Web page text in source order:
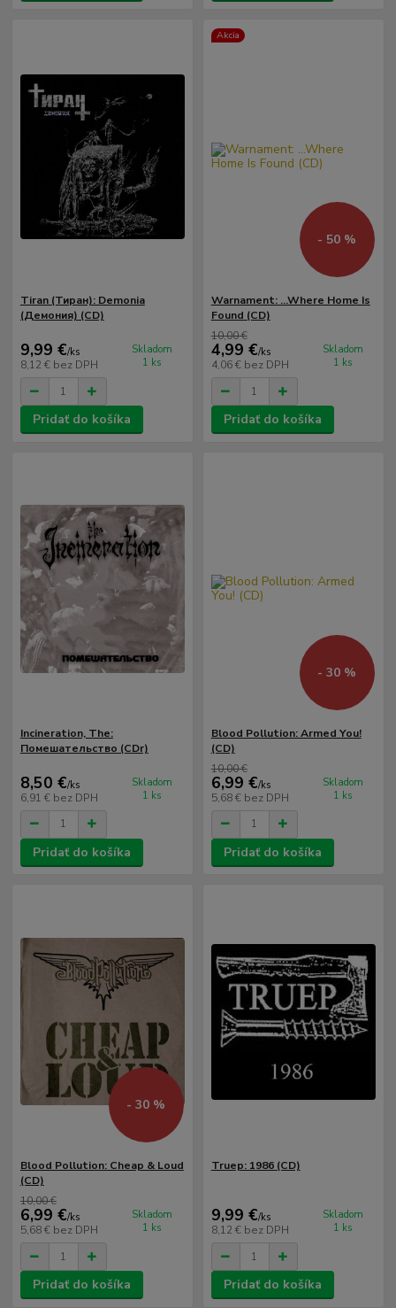
Tiran (Тиран): Demonia
(Демония) (CD)
9,99 €/ks
8,12 € bez DPH
Skladom
1 ks
Pridať do košíka
Akcia
- 50 %
Warnament: ...Where Home Is
Found (CD)
10,00 €
4,99 €/ks
4,06 € bez DPH
Skladom
1 ks
Pridať do košíka
Incineration, The:
Помешательство (CDr)
8,50 €/ks
6,91 € bez DPH
Skladom
1 ks
Pridať do košíka
- 30 %
Blood Pollution: Armed You!
(CD)
10,00 €
6,99 €/ks
5,68 € bez DPH
Skladom
1 ks
Pridať do košíka
- 30 %
Blood Pollution: Cheap & Loud
(CD)
10,00 €
6,99 €/ks
5,68 € bez DPH
Skladom
1 ks
Pridať do košíka
Truep: 1986 (CD)
9,99 €/ks
8,12 € bez DPH
Skladom
1 ks
Pridať do košíka